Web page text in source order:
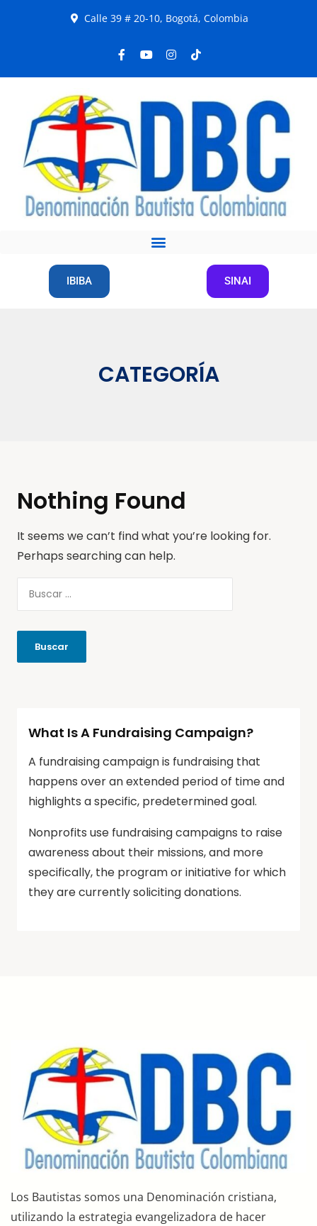
Calle 39 # 20-10, Bogotá, Colombia
IBIBA SINAI
CATEGORÍA
Nothing Found
It seems we can’t find what you’re looking for.
Perhaps searching can help.
What Is A Fundraising Campaign?
A fundraising campaign is fundraising that
happens over an extended period of time and
highlights a specific, predetermined goal.
Nonprofits use fundraising campaigns to raise
awareness about their missions, and more
specifically, the program or initiative for which
they are currently soliciting donations.
Los Bautistas somos una Denominación cristiana,
utilizando la estrategia evangelizadora de hacer